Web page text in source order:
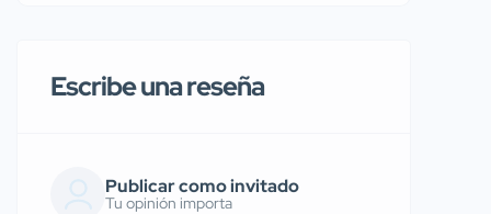
Escribe una reseña
Publicar como invitado
Tu opinión importa